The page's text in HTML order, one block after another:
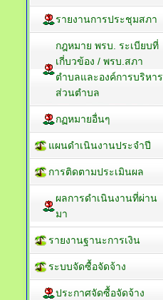
รายงานการประชุมสภา
กฎหมาย พรบ. ระเบียบที่
เกี่บวข้อง / พรบ.สภา
ตำบลและองค์การบริหาร
ส่วนตำบล
กฏหมายอื่นๆ
แผนดำเนินงานประจำปี
การติดตามประเมินผล
ผลการดำเนินงานที่ผ่าน
มา
รายงานฐานะการเงิน
ระบบจัดซื้อจัดจ้าง
ประกาศจัดซื้อจัดจ้าง